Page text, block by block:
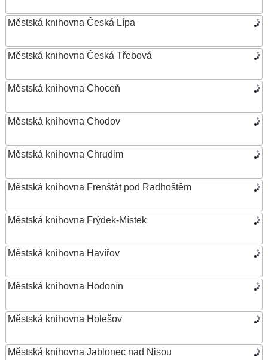
Městská knihovna Česká Lípa
Městská knihovna Česká Třebová
Městská knihovna Choceň
Městská knihovna Chodov
Městská knihovna Chrudim
Městská knihovna Frenštát pod Radhoštěm
Městská knihovna Frýdek-Místek
Městská knihovna Havířov
Městská knihovna Hodonín
Městská knihovna Holešov
Městská knihovna Jablonec nad Nisou